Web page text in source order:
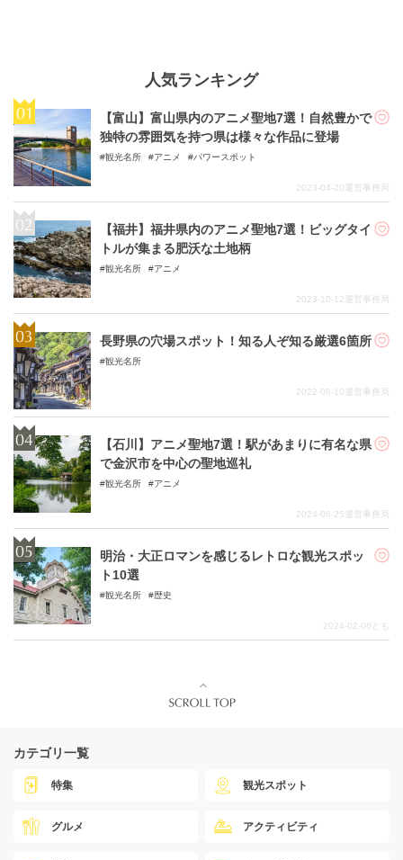
人気ランキング
【富山】富山県内のアニメ聖地7選！自然豊かで
独特の雰囲気を持つ県は様々な作品に登場
観光名所 アニメ パワースポット
2023-04-20運営事務局
【福井】福井県内のアニメ聖地7選！ビッグタイ
トルが集まる肥沃な土地柄
観光名所 アニメ
2023-10-12運営事務局
長野県の穴場スポット！知る人ぞ知る厳選6箇所
観光名所
2022-08-10運営事務局
【石川】アニメ聖地7選！駅があまりに有名な県
で金沢市を中心の聖地巡礼
観光名所 アニメ
2024-06-25運営事務局
明治・大正ロマンを感じるレトロな観光スポッ
ト10選
観光名所 歴史
2024-02-06 とも
カテゴリ一覧
特集 観光スポット
グルメ アクティビティ